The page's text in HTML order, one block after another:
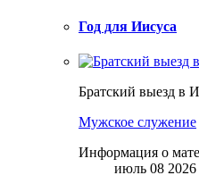
Год для Иисуса
Братский выезд в
Мужское служение
Информация о
июль 08 2026